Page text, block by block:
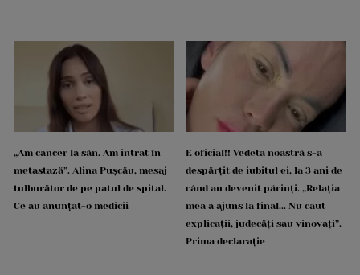
„Am cancer la sân. Am intrat în
metastază”. Alina Pușcău, mesaj
tulburător de pe patul de spital.
Ce au anunțat-o medicii
E oficial!! Vedeta noastră s-a
despărțit de iubitul ei, la 3 ani de
când au devenit părinți. „Relația
mea a ajuns la final... Nu caut
explicații, judecăți sau vinovați”.
Prima declarație